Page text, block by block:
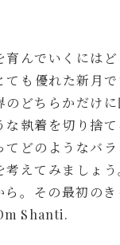
育んでいくには
ても優れた新月
のどちらかだけ
な執着を切り捨
てどのようなバラ
考えてみましょ
ら。その最初の
Shanti.